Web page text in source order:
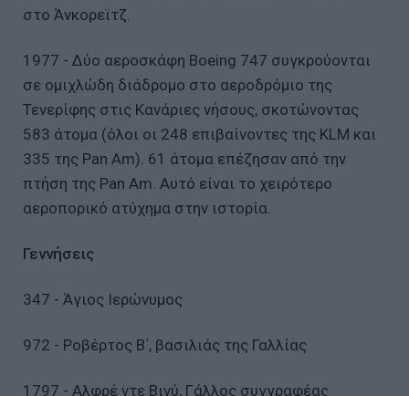
στο Άνκορεϊτζ.
1977 - Δύο αεροσκάφη Boeing 747 συγκρούονται
σε ομιχλώδη διάδρομο στο αεροδρόμιο της
Τενερίφης στις Κανάριες νήσους, σκοτώνοντας
583 άτομα (όλοι οι 248 επιβαίνοντες της KLM και
335 της Pan Am). 61 άτομα επέζησαν από την
πτήση της Pan Am. Αυτό είναι το χειρότερο
αεροπορικό ατύχημα στην ιστορία.
Γεννήσεις
347 - Άγιος Ιερώνυμος
972 - Ροβέρτος Β΄, βασιλιάς της Γαλλίας
1797 - Αλφρέ ντε Βινύ, Γάλλος συγγραφέας